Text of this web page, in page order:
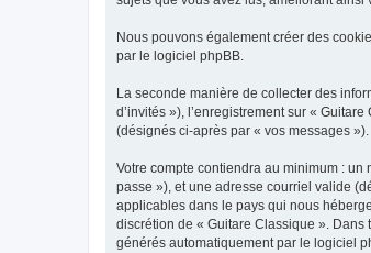
Nous pouvons également créer des
par le logiciel phpBB.
La seconde manière de collecter des
d’invités »), l’enregistrement sur «
(désignés ci-après par « vos messages »).
Votre compte contiendra au minimum :
passe »), et une adresse courriel valide
applicables dans le pays qui nous
discrétion de « Guitare Classique ».
générés automatiquement par le logiciel